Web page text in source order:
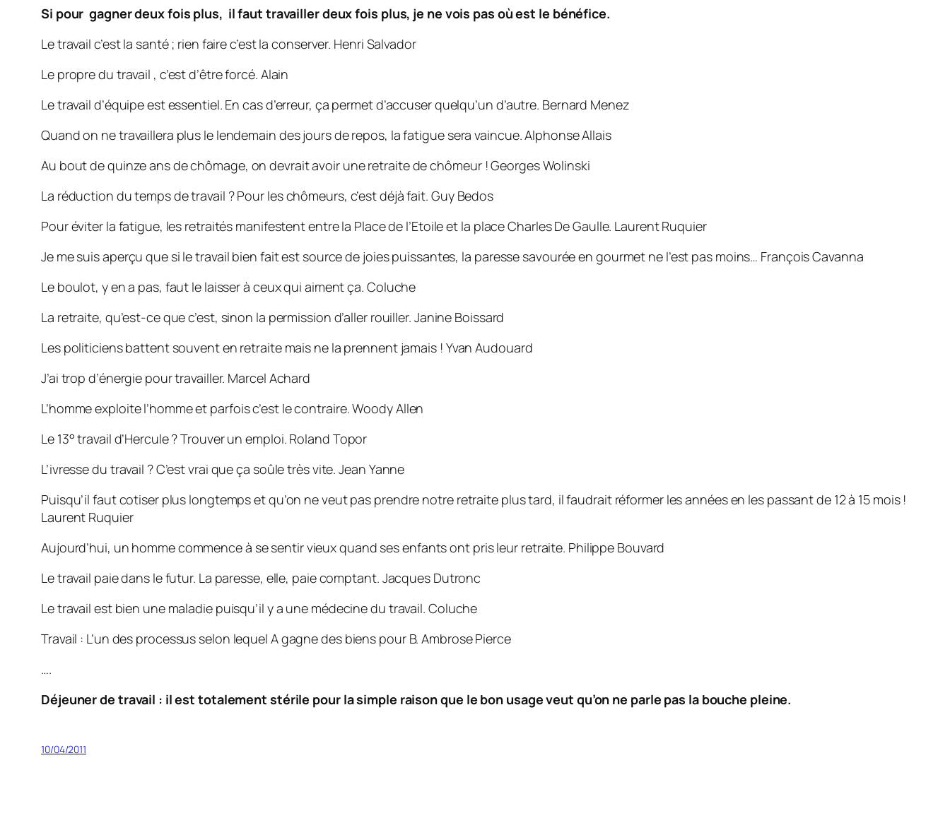
Si pour gagner deux fois plus, il faut travailler deux fois plus, je ne vois pas où est le bénéfice.
Le travail c’est la santé ; rien faire c’est la conserver. Henri Salvador
Le propre du travail , c’est d’être forcé. Alain
Le travail d’équipe est essentiel. En cas d’erreur, ça permet d’accuser quelqu’un d’autre. Bernard Menez
Quand on ne travaillera plus le lendemain des jours de repos, la fatigue sera vaincue.Alphonse Allais
Au bout de quinze ans de chômage, on devrait avoir une retraite de chômeur !Georges Wolinski
La réduction du temps de travail ? Pour les chômeurs, c’est déjà fait. Guy Bedos
Pour éviter la fatigue, les retraités manifestent entre la Place de l’Etoile et la place Charles De Gaulle. Laurent Ruquier
Je me suis aperçu que si le travail bien fait est source de joies puissantes, la paresse savourée en gourmet ne l’est pas moins… François Cavanna
Le boulot, y en a pas, faut le laisser à ceux qui aiment ça. Coluche
La retraite, qu’est-ce que c’est, sinon la permission d’aller rouiller. Janine Boissard
Les politiciens battent souvent en retraite mais ne la prennent jamais ! Yvan Audouard
J’ai trop d’énergie pour travailler. Marcel Achard
L’homme exploite l’homme et parfois c’est le contraire.Woody Allen
Le 13° travail d’Hercule ? Trouver un emploi. Roland Topor
L’ivresse du travail ? C’est vrai que ça soûle très vite.Jean Yanne
Puisqu’il faut cotiser plus longtemps et qu’on ne veut pas prendre notre retraite plus tard, il faudrait réformer les années en les passant de 12 à 15 mois !
Laurent Ruquier
Aujourd’hui, un homme commence à se sentir vieux quand ses enfants ont pris leur retraite. Philippe Bouvard
Le travail paie dans le futur. La paresse, elle, paie comptant. Jacques Dutronc
Le travail est bien une maladie puisqu’il y a une médecine du travail. Coluche
Travail : L’un des processus selon lequel A gagne des biens pour B.Ambrose Pierce
….
Déjeuner de travail : il est totalement stérile pour la simple raison que le bon usage veut qu’on ne parle pas la bouche pleine.
10/04/2011